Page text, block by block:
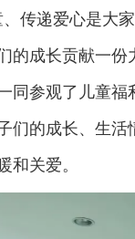
传递爱心是大
的成长贡献一份
同参观了儿童福
们的成长、生活
和关爱。